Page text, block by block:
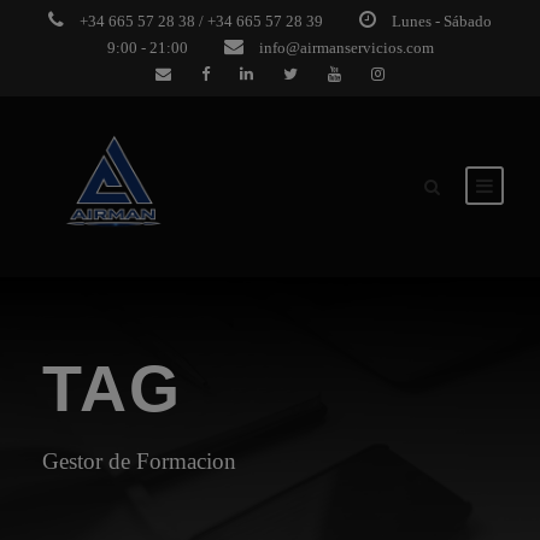
+34 665 57 28 38 / +34 665 57 28 39
Lunes - Sábado
9:00 - 21:00
info@airmanservicios.com
TAG
Gestor de Formacion